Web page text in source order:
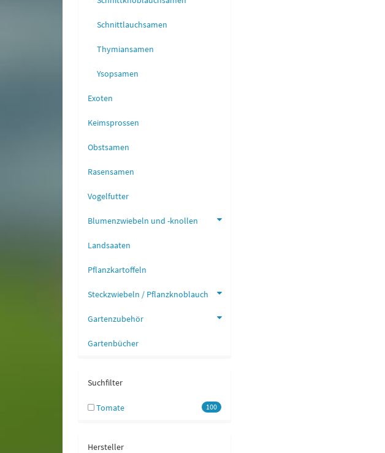
Schnittlauchsamen
Thymiansamen
Ysopsamen
Exoten
Keimsprossen
Obstsamen
Rasensamen
Vogelfutter
Blumenzwiebeln und -knollen
Landsaaten
Pflanzkartoffeln
Steckzwiebeln / Pflanzknoblauch
Gartenzubehör
Gartenbücher
Suchfilter
100
Tomate
Hersteller